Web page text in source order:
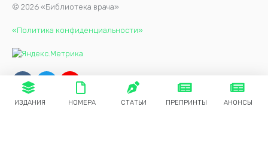
© 2026 «Библиотека врача»
«Политика конфиденциальности»
ИЗДАНИЯ НОМЕРА СТАТЬИ ПРЕПРИНТЫ АНОНСЫ